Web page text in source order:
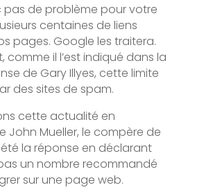
pas de problème pour votre
centaines de liens
pages. Google les traitera.
comme il l’est indiqué dans la
de Gary Illyes, cette limite
des sites de spam.
cette actualité en
John Mueller, le compère de
la réponse en déclarant
pas un nombre recommandé
sur une page web.